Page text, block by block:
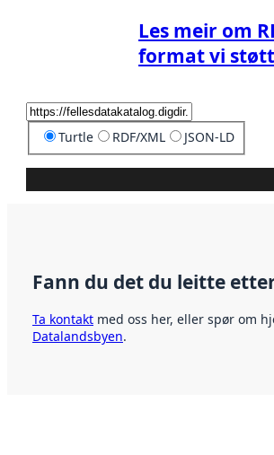
Les meir om
format vi
Turtle RDF/XML JSON-LD
Fann du det du leitte
Ta kontakt med oss her, eller spør om
Datalandsbyen.